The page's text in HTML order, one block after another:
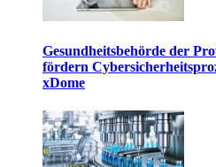
Gesundheitsbehörde der
fördern
xDome